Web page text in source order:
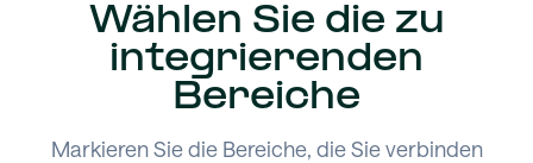
Wählen Sie die zu
integrierenden
Bereiche
Markieren Sie die Bereiche, die Sie verbinden